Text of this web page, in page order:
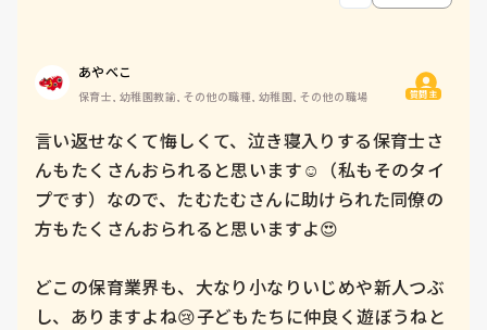
あやべこ
保育士, 幼稚園教諭, その他の職種, 幼稚園, その他の職場 質問主
言い返せなくて悔しくて、泣き寝入りする保育士さ
んもたくさんおられると思います☺️（私もそのタイ
プです）なので、たむたむさんに助けられた同僚の
方もたくさんおられると思いますよ😍
どこの保育業界も、大なり小なりいじめや新人つぶ
し、ありますよね😢子どもたちに仲良く遊ぼうねと